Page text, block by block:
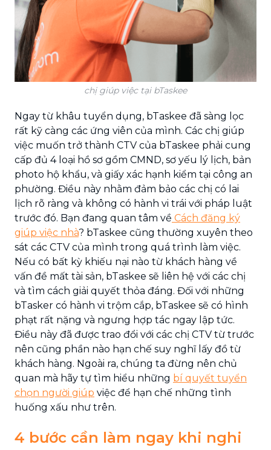
chị giúp việc tại bTaskee
Ngay từ khâu tuyển dụng, bTaskee đã sàng lọc
rất kỹ càng các ứng viên của mình. Các chị giúp
việc muốn trở thành CTV của bTaskee phải cung
cấp đủ 4 loại hồ sơ gồm CMND, sơ yếu lý lịch, bản
photo hộ khẩu, và giấy xác hạnh kiểm tại công an
phường. Điều này nhằm đảm bảo các chị có lai
lịch rõ ràng và không có hành vi trái với pháp luật
trước đó. Bạn đang quan tâm về Cách đăng ký
giúp việc nhà? bTaskee cũng thường xuyên theo
sát các CTV của mình trong quá trình làm việc.
Nếu có bất kỳ khiếu nại nào từ khách hàng về
vấn đề mất tài sản, bTaskee sẽ liên hệ với các chị
và tìm cách giải quyết thỏa đáng. Đối với những
bTasker có hành vi trộm cắp, bTaskee sẽ có hình
phạt rất nặng và ngưng hợp tác ngay lập tức.
Điều này đã được trao đổi với các chị CTV từ trước
nên cũng phần nào hạn chế suy nghĩ lấy đồ từ
khách hàng. Ngoài ra, chúng ta đừng nên chủ
quan mà hãy tự tìm hiểu những bí quyết tuyển
chọn người giúp việc để hạn chế những tình
huống xấu như trên.
4 bước cần làm ngay khi nghi